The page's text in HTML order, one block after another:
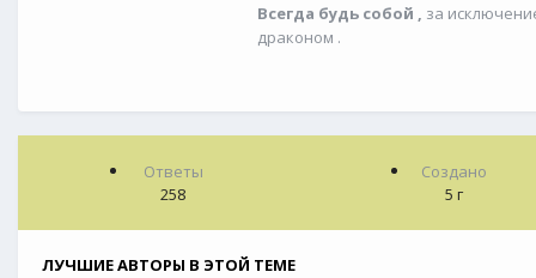
Всегда будь собой , за
драконом .
Ответы
258
Создано
5 г
ЛУЧШИЕ АВТОРЫ В ЭТОЙ ТЕМЕ